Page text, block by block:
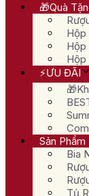
🎁Quà
Hộp
Hộp
Hộp
⚡ƯU ĐÃI
Sản Phẩm
Bia
Tủ